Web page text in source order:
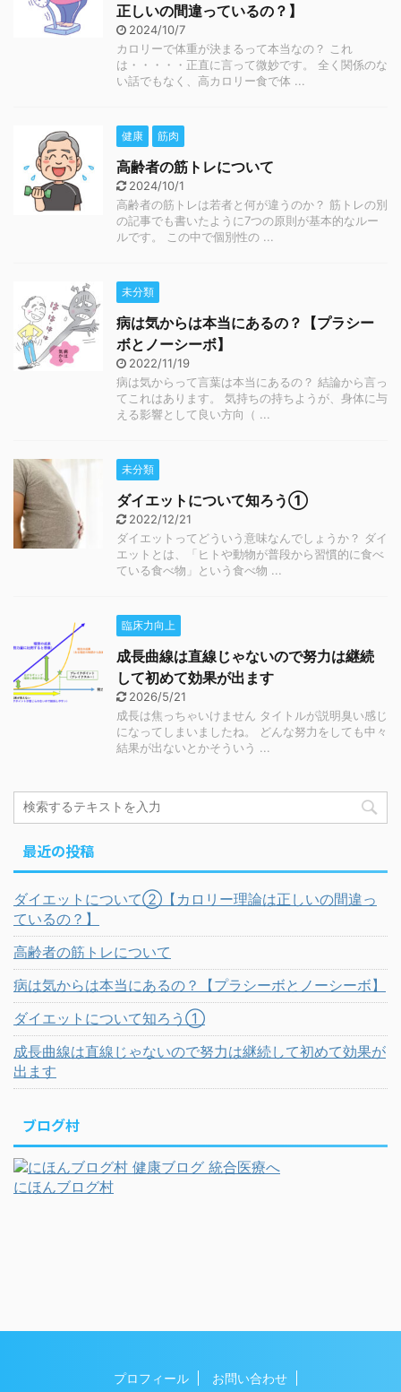
正しいの間違っているの？】
2024/10/7
カロリーで体重が決まるって本当なの？ これ
は・・・・・正直に言って微妙です。 全く関係のな
い話でもなく、高カロリー食で体 ...
健康 筋肉
高齢者の筋トレについて
2024/10/1
高齢者の筋トレは若者と何が違うのか？ 筋トレの別
の記事でも書いたように7つの原則が基本的なルー
ルです。 この中で個別性の ...
未分類
病は気からは本当にあるの？【プラシー
ボとノーシーボ】
2022/11/19
病は気からって言葉は本当にあるの？ 結論から言っ
てこれはあります。 気持ちの持ちようが、身体に与
える影響として良い方向（ ...
未分類
ダイエットについて知ろう①
2022/12/21
ダイエットってどういう意味なんでしょうか？ ダイ
エットとは、「ヒトや動物が普段から習慣的に食べ
ている食べ物」という食べ物 ...
臨床力向上
成長曲線は直線じゃないので努力は継続
して初めて効果が出ます
2026/5/21
成長は焦っちゃいけません タイトルが説明臭い感じ
になってしまいましたね。 どんな努力をしても中々
結果が出ないとかそういう ...
最近の投稿
ダイエットについて②【カロリー理論は正しいの間違っ
ているの？】
高齢者の筋トレについて
病は気からは本当にあるの？【プラシーボとノーシーボ】
ダイエットについて知ろう①
成長曲線は直線じゃないので努力は継続して初めて効果が
出ます
ブログ村
にほんブログ村
プロフィール お問い合わせ